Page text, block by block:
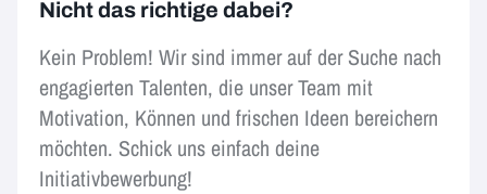
Nicht das richtige dabei?
Kein Problem! Wir sind immer auf der Suche nach
engagierten Talenten, die unser Team mit
Motivation, Können und frischen Ideen bereichern
möchten. Schick uns einfach deine
Initiativbewerbung!